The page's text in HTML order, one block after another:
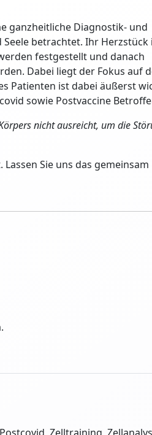
ganzheitliche Diagnostik- und
betrachtet. Ihr Herzstück
festgestellt und danach
Dabei liegt der Fokus auf
Patienten ist dabei äußerst
sowie Postvaccine
nicht ausreicht, um die
Sie uns das gemeinsam